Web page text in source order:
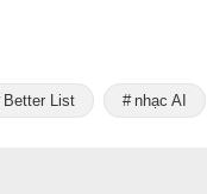
Better List nhạc AI